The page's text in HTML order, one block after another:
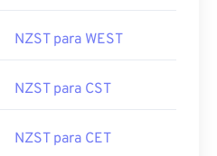
NZST para WEST
NZST para CST
NZST para CET